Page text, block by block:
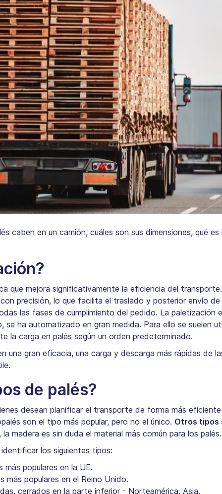
caben en un camión, cuáles son sus dimensiones, qué
que mejora significativamente la eficiencia del
precisión, lo que facilita el traslado y posterior envío de
las fases de cumplimiento del pedido. La paletización
ha automatizado en gran medida. Para ello se suelen
la carga en palés según un orden predeterminado.
una gran eficacia, una carga y descarga más rápidas de
de palés?
desean planificar el transporte de forma más
son el tipo más popular, pero no el único. Otros tipos
madera es sin duda el material más común para los
los siguientes tipos:
populares en la UE.
más populares en el Reino Unido.
cerrados en la parte inferior - Norteamérica, Asia.